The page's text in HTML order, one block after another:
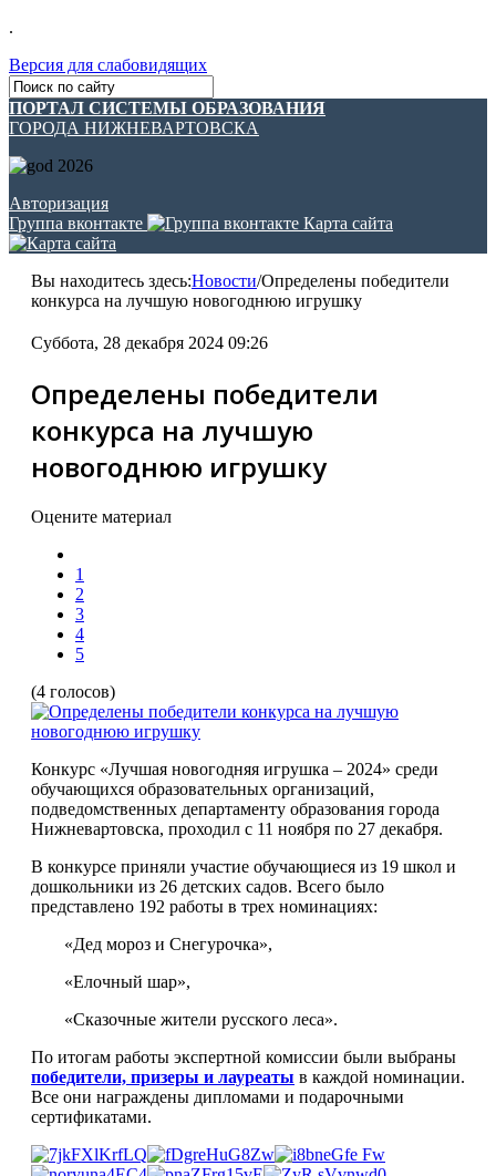
.
Версия для слабовидящих
ПОРТАЛ СИСТЕМЫ ОБРАЗОВАНИЯ
ГОРОДА НИЖНЕВАРТОВСКА
Авторизация
Группа вконтакте
Карта сайта
Вы находитесь здесь:Новости/Определены победители
конкурса на лучшую новогоднюю игрушку
Суббота, 28 декабря 2024 09:26
Определены победители
конкурса на лучшую
новогоднюю игрушку
Оцените материал
1
2
3
4
5
(4 голосов)
Конкурс «Лучшая новогодняя игрушка – 2024» среди
обучающихся образовательных организаций,
подведомственных департаменту образования города
Нижневартовска, проходил с 11 ноября по 27 декабря.
В конкурсе приняли участие обучающиеся из 19 школ и
дошкольники из 26 детских садов. Всего было
представлено 192 работы в трех номинациях:
«Дед мороз и Снегурочка»,
«Елочный шар»,
«Сказочные жители русского леса».
По итогам работы экспертной комиссии были выбраны
победители, призеры и лауреаты в каждой номинации.
Все они награждены дипломами и подарочными
сертификатами.